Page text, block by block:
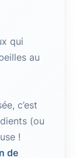
qui
au
c’est
(ou
!
de